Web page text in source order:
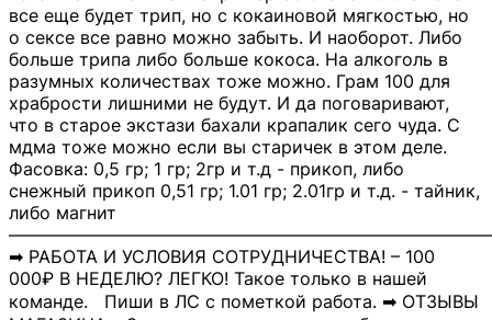
все еще будет трип, но с кокаиновой мягкостью, но
о сексе все равно можно забыть. И наоборот. Либо
больше трипа либо больше кокоса. На алкоголь в
разумных количествах тоже можно. Грам 100 для
храбрости лишними не будут. И да поговаривают,
что в старое экстази бахали крапалик сего чуда. С
мдма тоже можно если вы старичек в этом деле.
Фасовка: 0,5 гр; 1 гр; 2гр и т.д - прикоп, либо
снежный прикоп 0,51 гр; 1.01 гр; 2.01гр и т.д. - тайник,
либо магнит
➡ РАБОТА И УСЛОВИЯ СОТРУДНИЧЕСТВА! – 100
000₽ В НЕДЕЛЮ? ЛЕГКО! Такое только в нашей
команде. Пиши в ЛС с пометкой работа. ➡ ОТЗЫВЫ